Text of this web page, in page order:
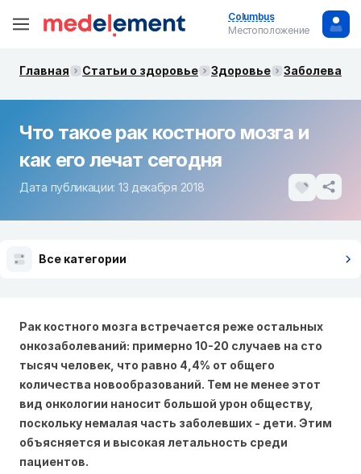
Columbus
Местоположение
Главная Статьи о здоровье Здоровье
Что такое рак костного мозга и
как его лечат сегодня
Дата публикации: 13 декабря 2018
Все категории
Рак костного мозга встречается реже остальных
онкозаболеваний: примерно 10-20 случаев на сто
тысяч человек, что равно 4,4% от общего
количества новообразований. Тем не менее этот
вид онкологии наносит большой урон обществу,
поскольку немалая часть заболевших - дети. Этим
объясняется и высокая летальность среди
пациентов.